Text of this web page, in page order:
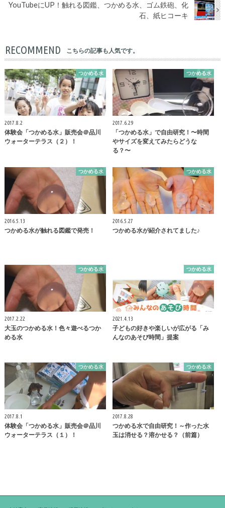
YouTubeにUP！触れる図鑑、つかめる水、ゴム鉄砲、化
石、紙ヒコーキ
RECOMMEND こちらの記事も人気です。
つかめる水
2017.8.2
体験会「つかめる水」販売会＠品川
ウォーターテラス（２）！
つかめる水
2017.6.29
「つかめる水」で自由研究！〜時間
やサイズを変えてみたらどうな
る？〜
つかめる水
2016.5.13
つかめる水が触れる図鑑で発売！
つかめる水
2016.5.27
つかめる水が紹介されてました♪
つかめる水
2017.2.22
大玉のつかめる水！色々遊べるつか
める水
つかめる水
2021.4.13
子どもの好きや楽しいが広がる「み
んなのあそび時間」提案
つかめる水
2017.8.1
体験会「つかめる水」販売会＠品川
ウォーターテラス（１）！
つかめる水
2017.8.28
つかめる水で自由研究！～作った水
玉は消せる？溶かせる？（前篇）